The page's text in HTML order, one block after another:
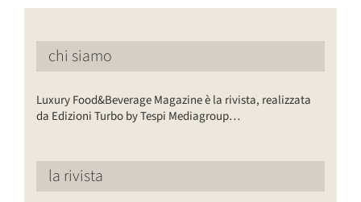
chi siamo
Luxury Food&Beverage Magazine è la rivista, realizzata
da Edizioni Turbo by Tespi Mediagroup…
la rivista